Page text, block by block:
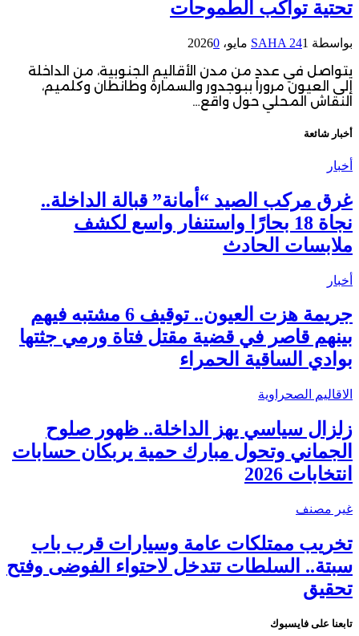
تحتية تواكب الطموحات
بواسطة SAHA 241 مايو، 2026 0
يتواصل في عدد من مدن الأقاليم الجنوبية، من الداخلة
إلى العيون مروراً ببوجدور والسمارة وطانطان وكلميم،
النقاش المحلي حول واقع…
أخبار شائعة
أخبار
غرق مركب الصيد “أمانة” قبالة الداخلة..
نجاة 18 بحارًا واستنفار واسع لكشف
ملابسات الحادث
أخبار
جريمة هزت العيون.. توقيف 6 مشتبه فيهم
بينهم قاصر في قضية مقتل فتاة ورمي جثتها
بوادي الساقية الحمراء
الاقاليم الصحراوية
زلزال سياسي يهز الداخلة.. ظهور صلوح
الجماني وتحول مبارك حمية يربكان حسابات
انتخابات 2026
غير مصنف
تخريب ممتلكات عامة وسيارات قرب باب
سبتة.. السلطات تتدخل لاحتواء الفوضى وفتح
تحقيق
تابعنا على فايسبوك